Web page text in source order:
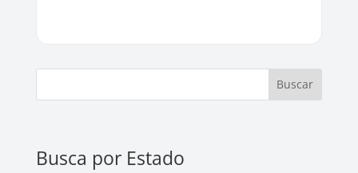
Buscar
Busca por Estado